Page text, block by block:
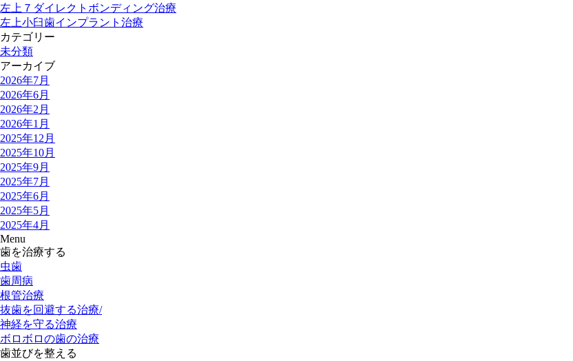
左上７ダイレクトボンディング治療
左上小臼歯インプラント治療
カテゴリー
未分類
アーカイブ
2026年7月
2026年6月
2026年2月
2026年1月
2025年12月
2025年10月
2025年9月
2025年7月
2025年6月
2025年5月
2025年4月
Menu
歯を治療する
虫歯
歯周病
根管治療
抜歯を回避する治療/
神経を守る治療
ボロボロの歯の治療
歯並びを整える